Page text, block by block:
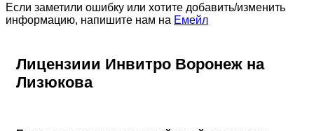
Если заметили ошибку или хотите добавить/изменить
информацию, напишите нам на Емейл
Лицензиии Инвитро Воронеж на
Лизюкова